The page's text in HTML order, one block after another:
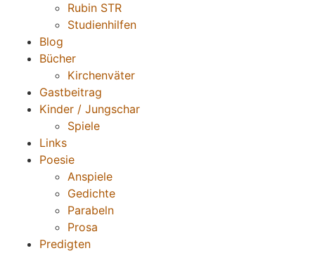
Rubin STR
Studienhilfen
Blog
Bücher
Kirchenväter
Gastbeitrag
Kinder / Jungschar
Spiele
Links
Poesie
Anspiele
Gedichte
Parabeln
Prosa
Predigten